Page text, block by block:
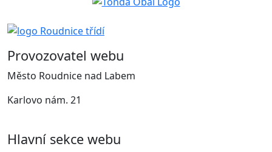
Provozovatel webu
Město Roudnice nad Labem
Karlovo nám. 21
Hlavní sekce webu